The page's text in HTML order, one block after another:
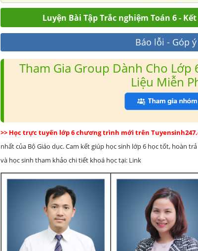
Luyện Bài Tập Trắc nghiệm Toán 6 -
Báo lỗi - Góp ý
Tham Gia Group Dành Cho Lớp
Liệu Miễn
>> Học trực tuyến lớp 6 chương trình mới trên
nhất của Bộ Giáo dục. Cam kết giúp học sinh lớp 6 học tốt, hoàn
và học sinh tham khảo chi tiết khoá học tại: Link